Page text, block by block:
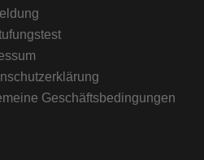
Geschäftsbedingungen